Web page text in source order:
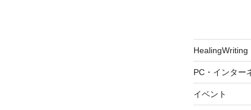
HealingWriting
PC・インター
イベント